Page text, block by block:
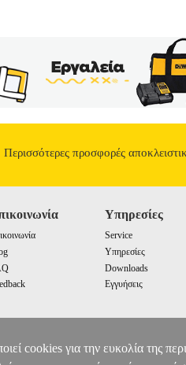
Περισσότερες προσφορές
Υπηρεσίες
Service
Υπηρεσίες
Downloads
Εγγυήσεις
cookies για την ευκολία της